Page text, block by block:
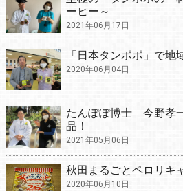
ーヒー～
2021年06月17日
「日本タンポポ」で地
2020年06月04日
たんぽぽ博士 今野孝
品！
2021年05月06日
秋田まるごとペロリキ
2020年06月10日